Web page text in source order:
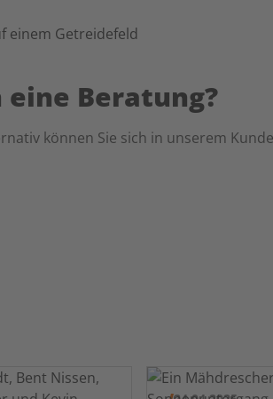
eine Beratung?
können Sie sich in unserem